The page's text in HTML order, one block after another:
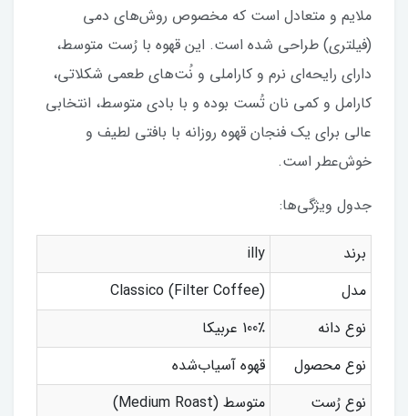
ملایم و متعادل است که مخصوص روش‌های دمی
(فیلتری) طراحی شده است. این قهوه با رُست متوسط،
دارای رایحه‌ای نرم و کاراملی و نُت‌های طعمی شکلاتی،
کارامل و کمی نان تُست بوده و با بادی متوسط، انتخابی
عالی برای یک فنجان قهوه روزانه با بافتی لطیف و
خوش‌عطر است.
جدول ویژگی‌ها:
برند
illy
مدل
Classico (Filter Coffee)
نوع دانه
100٪ عربیکا
نوع محصول
قهوه آسیاب‌شده
نوع رُست
متوسط (Medium Roast)